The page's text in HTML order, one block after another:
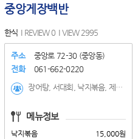
중앙게장백반
한식 REVIEW 0 VIEW 2995
주소
중앙로 72-30 (중앙동)
전화
061-662-0220
장어탕, 서대회, 낙지볶음, 제육볶음, 생선구이, 갈치조림, 꽃게탕, 돌게장백반, 꽃게장백반
메뉴정보
낙지볶음
15,000원